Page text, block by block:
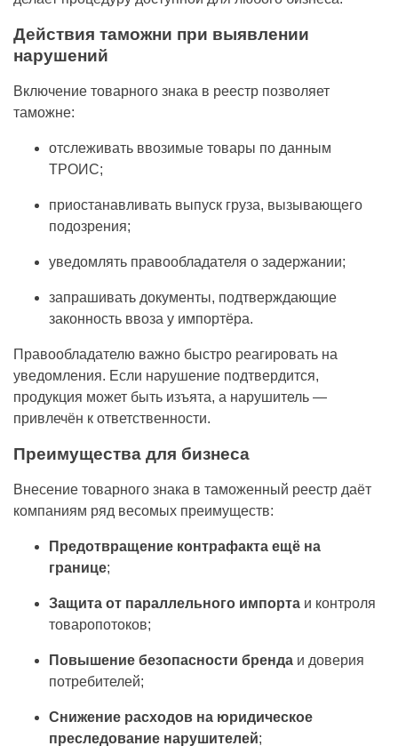
Действия таможни при выявлении
нарушений
Включение товарного знака в реестр позволяет
таможне:
отслеживать ввозимые товары по данным
ТРОИС;
приостанавливать выпуск груза, вызывающего
подозрения;
уведомлять правообладателя о задержании;
запрашивать документы, подтверждающие
законность ввоза у импортёра.
Правообладателю важно быстро реагировать на
уведомления. Если нарушение подтвердится,
продукция может быть изъята, а нарушитель —
привлечён к ответственности.
Преимущества для бизнеса
Внесение товарного знака в таможенный реестр даёт
компаниям ряд весомых преимуществ:
Предотвращение контрафакта ещё на
границе;
Защита от параллельного импорта и контроля
товаропотоков;
Повышение безопасности бренда и доверия
потребителей;
Снижение расходов на юридическое
преследование нарушителей;